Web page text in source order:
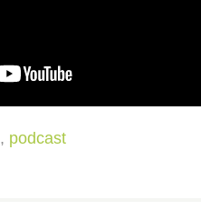
, podcast